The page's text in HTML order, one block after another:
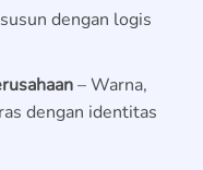
dengan logis
– Warna,
dengan identitas